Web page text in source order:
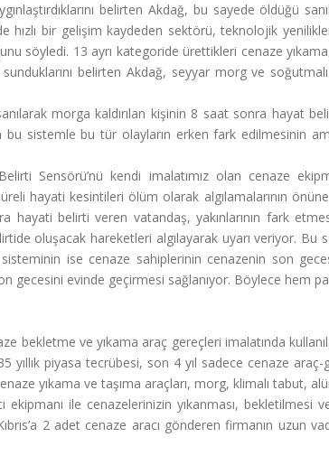
belirten Akdağ, bu sayede öldüğü
hızlı bir gelişim kaydeden sektörü, teknolojik
söyledi. 13 ayrı kategoride ürettikleri cenaze
belirten Akdağ, seyyar morg ve
morga kaldırılan kişinin 8 saat sonra hayat
sistemle bu tür olayların erken fark edilmesinin
Sensörü’nü kendi imalatımız olan cenaze
hayati kesintileri ölüm olarak algılamalarının
belirti veren vatandaş, yakınlarının fark
oluşacak hareketleri algılayarak uyarı veriyor. Bu
ise cenaze sahiplerinin cenazenin son
evinde geçirmesi sağlanıyor. Böylece hem
ve yıkama araç gereçleri imalatında
piyasa tecrübesi, son 4 yıl sadece cenaze araç-
yıkama ve taşıma araçları, morg, klimalı tabut,
ekipmanı ile cenazelerinizin yıkanması, bekletilmesi
2 adet cenaze aracı gönderen firmanın uzun